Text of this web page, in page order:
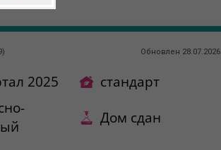
) Обновлен 28.07.2026
2025
стандарт
Дом сдан